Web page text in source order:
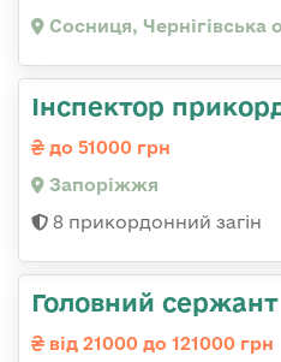
Сосниця, Чернігівська
Інспектор
до 51000 грн
Запоріжжя
8 прикордонний загін
Головний сержант
від 21000 до 121000 грн